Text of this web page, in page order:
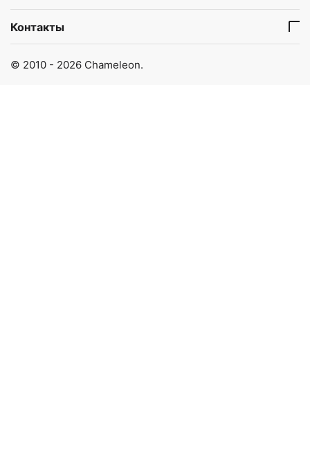
Контакты
© 2010 - 2026 Chameleon.